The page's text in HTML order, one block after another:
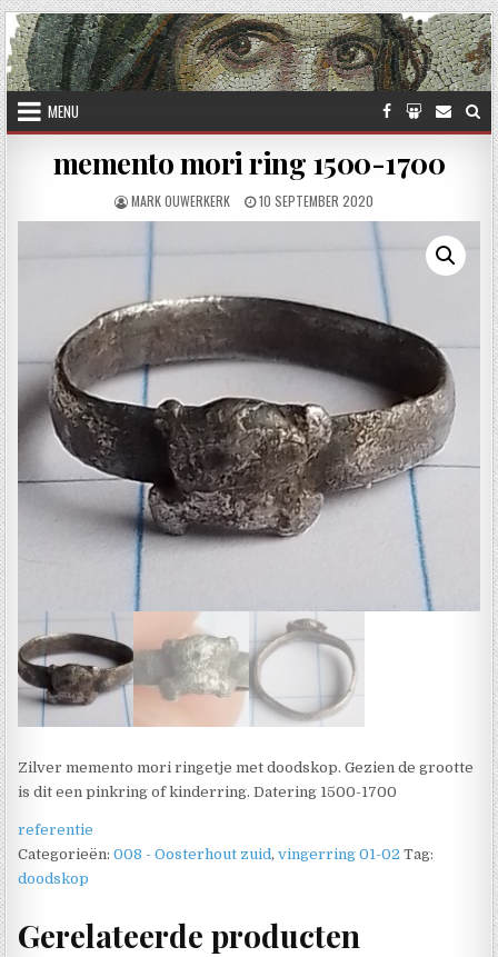
Skip to content
MENU
memento mori ring 1500-1700
AUTHOR:
MARK OUWERKERK PUBLISHED DATE:
10 SEPTEMBER 2020
Zilver memento mori ringetje met doodskop. Gezien de grootte
is dit een pinkring of kinderring. Datering 1500-1700
referentie
Categorieën:008 - Oosterhout zuid,vingerring 01-02 Tag:
doodskop
Gerelateerde producten